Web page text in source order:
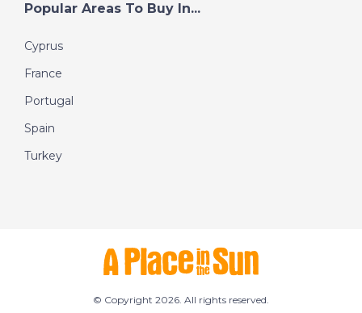
Popular Areas To Buy In...
Cyprus
France
Portugal
Spain
Turkey
© Copyright 2026. All rights reserved.